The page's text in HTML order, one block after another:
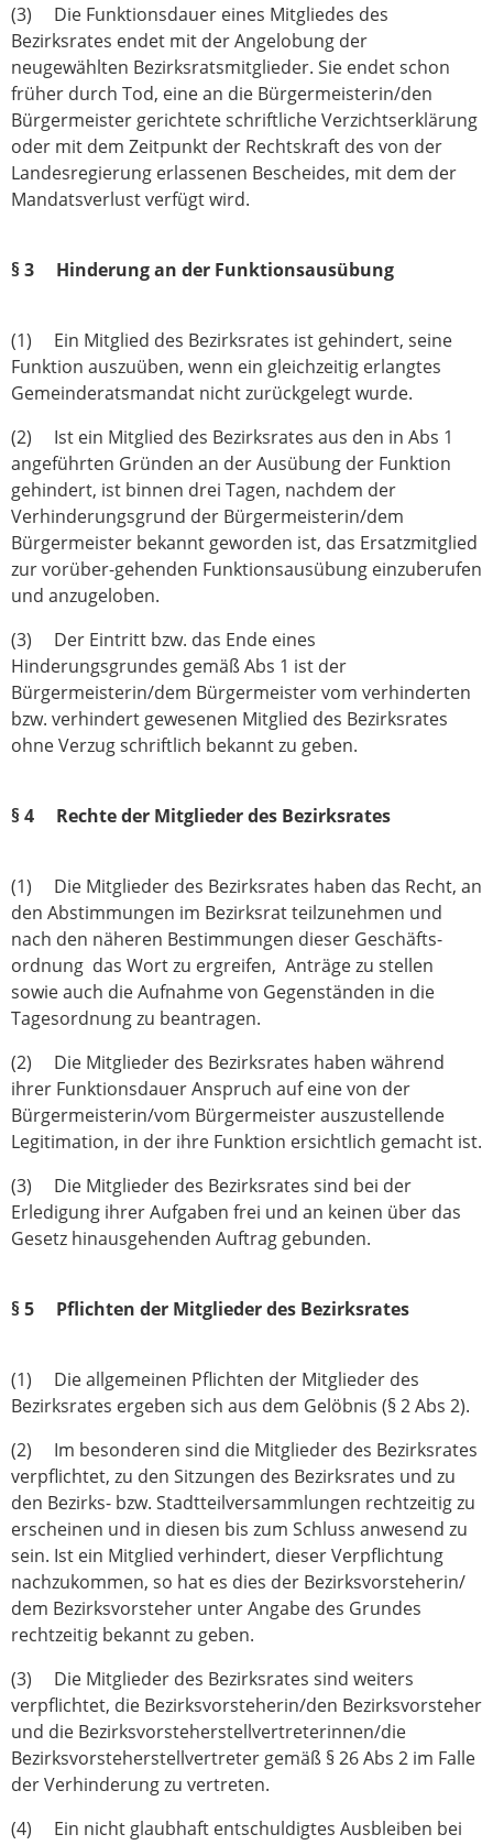
(3) Die Funktionsdauer eines Mitgliedes des
Bezirksrates endet mit der Angelobung der
neugewählten Bezirksratsmitglieder. Sie endet schon
früher durch Tod, eine an die Bürgermeisterin/den
Bürgermeister gerichtete schriftliche Verzichtserklärung
oder mit dem Zeitpunkt der Rechtskraft des von der
Landesregierung erlassenen Bescheides, mit dem der
Mandatsverlust verfügt wird.
§ 3 Hinderung an der Funktionsausübung
(1) Ein Mitglied des Bezirksrates ist gehindert, seine
Funktion auszuüben, wenn ein gleichzeitig erlangtes
Gemeinderatsmandat nicht zurückgelegt wurde.
(2) Ist ein Mitglied des Bezirksrates aus den in Abs 1
angeführten Gründen an der Ausübung der Funktion
gehindert, ist binnen drei Tagen, nachdem der
Verhinderungsgrund der Bürgermeisterin/dem
Bürgermeister bekannt geworden ist, das Ersatzmitglied
zur vorüber-gehenden Funktionsausübung einzuberufen
und anzu­geloben.
(3) Der Eintritt bzw. das Ende eines
Hinderungsgrundes gemäß Abs 1 ist der
Bürgermeisterin/dem Bürgermeister vom verhinderten
bzw. verhindert gewesenen Mitglied des Bezirksrates
ohne Verzug schriftlich bekannt zu geben.
§ 4 Rechte der Mitglieder des Bezirksrates
(1) Die Mitglieder des Bezirksrates haben das Recht, an
den Abstimmungen im Bezirksrat teilzunehmen und
nach den näheren Bestimmungen dieser Geschäfts­
ordnung das Wort zu ergreifen, Anträge zu stellen
sowie auch die Aufnahme von Gegenständen in die
Tagesordnung zu beantragen.
(2) Die Mitglieder des Bezirksrates haben während
ihrer Funktionsdauer Anspruch auf eine von der
Bürgermeisterin/vom Bürgermeister auszustellende
Legitimation, in der ihre Funktion ersichtlich gemacht ist.
(3) Die Mitglieder des Bezirksrates sind bei der
Erledigung ihrer Aufgaben frei und an keinen über das
Gesetz hinausgehenden Auftrag gebunden.
§ 5 Pflichten der Mitglieder des Bezirksrates
(1) Die allgemeinen Pflichten der Mitglieder des
Bezirksrates ergeben sich aus dem Gelöbnis (§ 2 Abs 2).
(2) Im besonderen sind die Mitglieder des Bezirksrates
verpflichtet, zu den Sitzungen des Bezirksrates und zu
den Bezirks- bzw. Stadtteilversammlungen rechtzeitig zu
erscheinen und in diesen bis zum Schluss anwesend zu
sein. Ist ein Mitglied verhindert, dieser Verpflichtung
nachzukommen, so hat es dies der Bezirksvorsteherin/
dem Bezirksvorsteher unter Angabe des Grundes
rechtzeitig bekannt zu geben.
(3) Die Mitglieder des Bezirksrates sind weiters
verpflichtet, die Bezirksvorsteherin/den Bezirksvorsteher
und die Bezirksvorsteherstellvertreterinnen/die
Bezirksvorsteherstellvertreter gemäß § 26 Abs 2 im Falle
der Verhinderung zu vertreten.
(4) Ein nicht glaubhaft entschuldigtes Ausbleiben bei